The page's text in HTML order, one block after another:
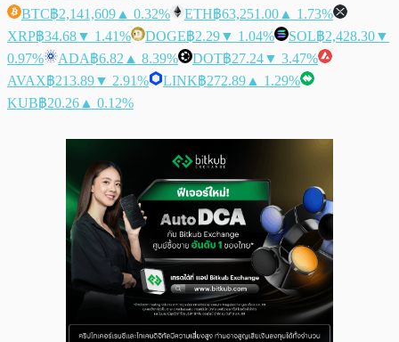
BTC฿2,141,609 ▲ 0.32% ETH฿63,251.00 ▲ 1.73%
XRP฿34.68▼ 1.41% DOGE฿2.29▼ 1.04% SOL฿2,428.30▼
0.97%
ADA฿6.82 ▲ 8.39% DOT฿27.24▼ 3.47%
AVAX฿213.89▼ 2.91% LINK฿272.89 ▲ 1.29%
KUB฿20.26 ▲ 0.12%